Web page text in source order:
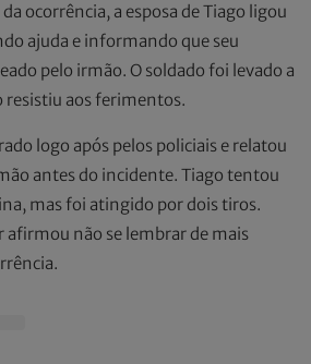
ocorrência, a esposa de Tiago ligou
ajuda e informando que seu
pelo irmão. O soldado foi levado a
resistiu aos ferimentos.
logo após pelos policiais e relatou
antes do incidente. Tiago tentou
mas foi atingido por dois tiros.
afirmou não se lembrar de mais